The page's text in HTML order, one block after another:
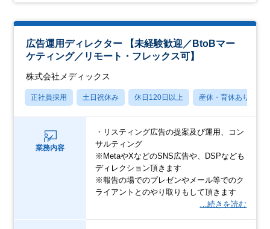
広告運用ディレクター 【未経験歓迎／BtoBマー
ケティング／リモート・フレックス可】
株式会社メディックス
正社員採用 土日祝休み 休日120日以上 産休・育休あり
業務内容
・リスティング広告の提案及び運用、コン
サルティング
※MetaやXなどのSNS広告や、DSPなども
ディレクション頂きます
※報告の場でのプレゼンやメール等でのク
ライアントとのやり取りもして頂きます
…続きを読む